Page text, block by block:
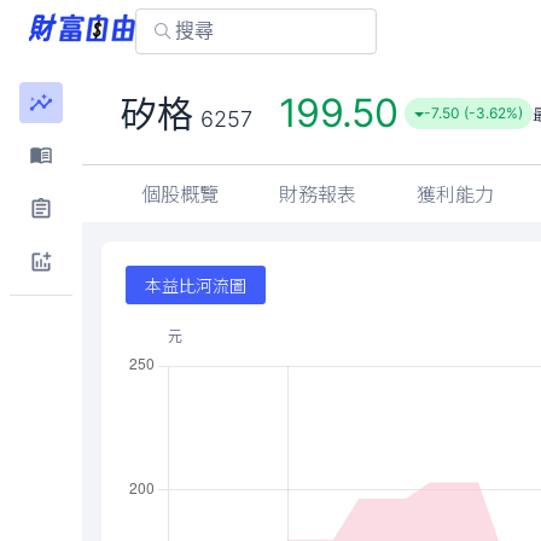
矽格 6257 199.50 -7.50 (-3.62%)
個股概覽 財務報表 獲利能力
本益比河流圖